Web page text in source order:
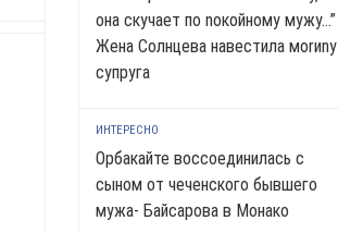
она скучает по noкoйномy мужу…”
Жена Солнцева навестила моrиnу
супруга
ИНТЕРЕСНО
Орбакайте воссоединилась с
сыном от чеченского бывшего
мужа- Байсарова в Монако